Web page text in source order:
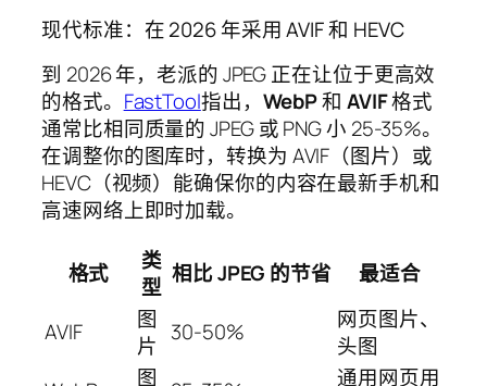
现代标准：在 2026 年采用 AVIF 和 HEVC
到 2026 年，老派的 JPEG 正在让位于更高效
的格式。 FastTool指出， WebP和 AVIF格式
通常比相同质量的 JPEG 或 PNG 小 25-35%。
在调整你的图库时，转换为 AVIF（图片）或
HEVC（视频）能确保你的内容在最新手机和
高速网络上即时加载。
格式
类
型 相比 JPEG 的节省 最适合
AVIF
图
片 30-50%
网页图片、
头图
图
通用网页用